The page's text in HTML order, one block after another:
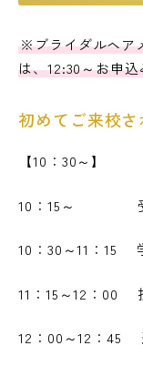
※ブライダルヘア
は、12:30～お申
初めてご来校さ
【10：30～】
10：15～ 受
10：30～11：15
11：15～12：00
12：00～12：45